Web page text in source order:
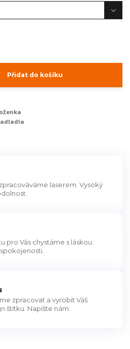
Přidat do košíku
laserem. Vysoký
pro Vás chystáme s láskou.
zpracovat a vyrobit Váš
štítku. Napište nám.